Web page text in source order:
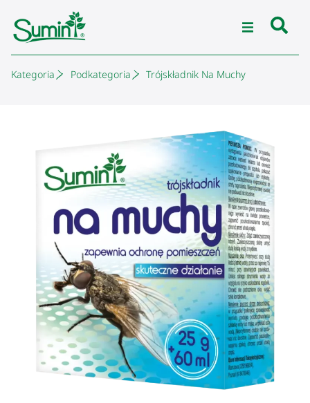
Kategoria Podkategoria Trójskładnik Na Muchy